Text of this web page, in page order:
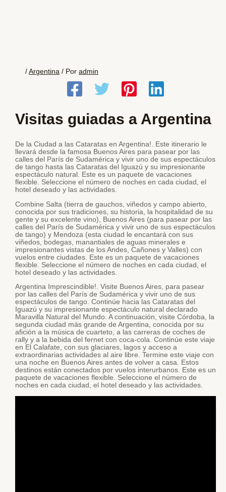
/ Argentina / Por admin
Visitas guiadas a Argentina
De la Ciudad a las Cataratas en Argentina!. Este itinerario le
llevará desde la famosa Buenos Aires para pasear por las
calles del París de Sudamérica y vivir uno de sus espectáculos
de tango hasta las Cataratas del Iguazú y su impresionante
espectáculo natural. Este es un paquete de vacaciones
flexible. Seleccione el número de noches en cada ciudad, el
hotel deseado y las actividades.
Combine Salta (tierra de gauchos, viñedos y campo abierto,
conocida por sus tradiciones, su historia, la hospitalidad de su
gente y su excelente vino), Buenos Aires (para pasear por las
calles del París de Sudamérica y vivir uno de sus espectáculos
de tango) y Mendoza (esta ciudad le encantará con sus
viñedos, bodegas, manantiales de aguas minerales e
impresionantes vistas de los Andes, Cañones y Valles) con
vuelos entre ciudades. Este es un paquete de vacaciones
flexible. Seleccione el número de noches en cada ciudad, el
hotel deseado y las actividades.
Argentina Imprescindible!. Visite Buenos Aires, para pasear
por las calles del París de Sudamérica y vivir uno de sus
espectáculos de tango. Continúe hacia las Cataratas del
Iguazú y su impresionante espectáculo natural declarado
Maravilla Natural del Mundo. A continuación, visite Córdoba, la
segunda ciudad más grande de Argentina, conocida por su
afición a la música de cuarteto, a las carreras de coches de
rally y a la bebida del fernet con coca-cola. Continúe este viaje
en El Calafate, con sus glaciares, lagos y acceso a
extraordinarias actividades al aire libre. Termine este viaje con
una noche en Buenos Aires antes de volver a casa. Estos
destinos están conectados por vuelos interurbanos. Este es un
paquete de vacaciones flexible. Seleccione el número de
noches en cada ciudad, el hotel deseado y las actividades.